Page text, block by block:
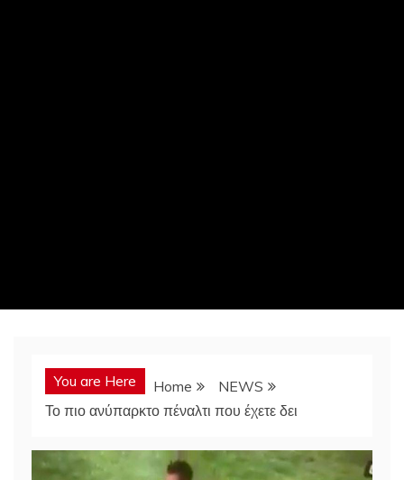
You are Here Home
NEWS
Το πιο ανύπαρκτο πέναλτι που έχετε δει